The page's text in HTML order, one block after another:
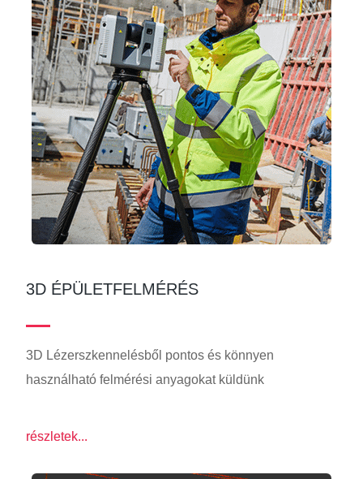
3D ÉPÜLETFELMÉRÉS
3D Lézerszkennelésből pontos és könnyen
használható felmérési anyagokat küldünk
részletek...